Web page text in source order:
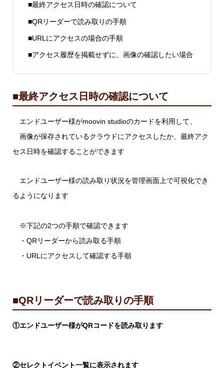
■最終アクセス日時の確認について
■QRリーダーで読み取りの手順
■URLにアクセスの場合の手順
■アクセス履歴を掲載せずに、画像の確認したい場合
■最終アクセス日時の確認について
エンドユーザー様がmoovin studioのカードを利用して、
画像が保存されているクラウドにアクセスしたか、最終アク
セス日時を確認することができます
エンドユーザー様の読み取り状況を管理画面上で可視化でき
るようになります
※下記の2つの手順で確認できます
・QRリーダーから読み取る手順
・URLにアクセスして確認する手順
■QRリーダーで読み取りの手順
①エンドユーザー様がQRコードを読み取ります
②セレクトイベント一覧に表示されます